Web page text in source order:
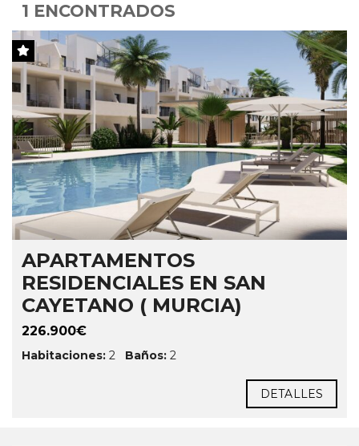
1 ENCONTRADOS
APARTAMENTOS
RESIDENCIALES EN SAN
CAYETANO ( MURCIA)
226.900€
Habitaciones: 2 Baños: 2
DETALLES